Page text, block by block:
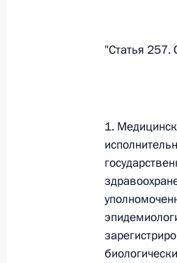
О внесении
и признании
изменений в
26 июля 2026
"Статья 257.
1.